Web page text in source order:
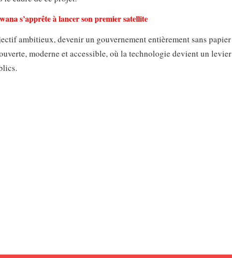
s’apprête à lancer son premier satellite
ambitieux, devenir un gouvernement entièrement sans papier
moderne et accessible, où la technologie devient un levier